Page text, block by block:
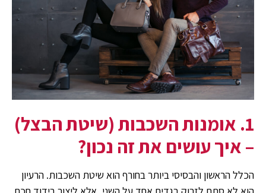
1. אומנות השכבות (שיטת הבצל)
– איך עושים את זה נכון?
הכלל הראשון והבסיסי ביותר בחורף הוא שיטת השכבות. הרעיון